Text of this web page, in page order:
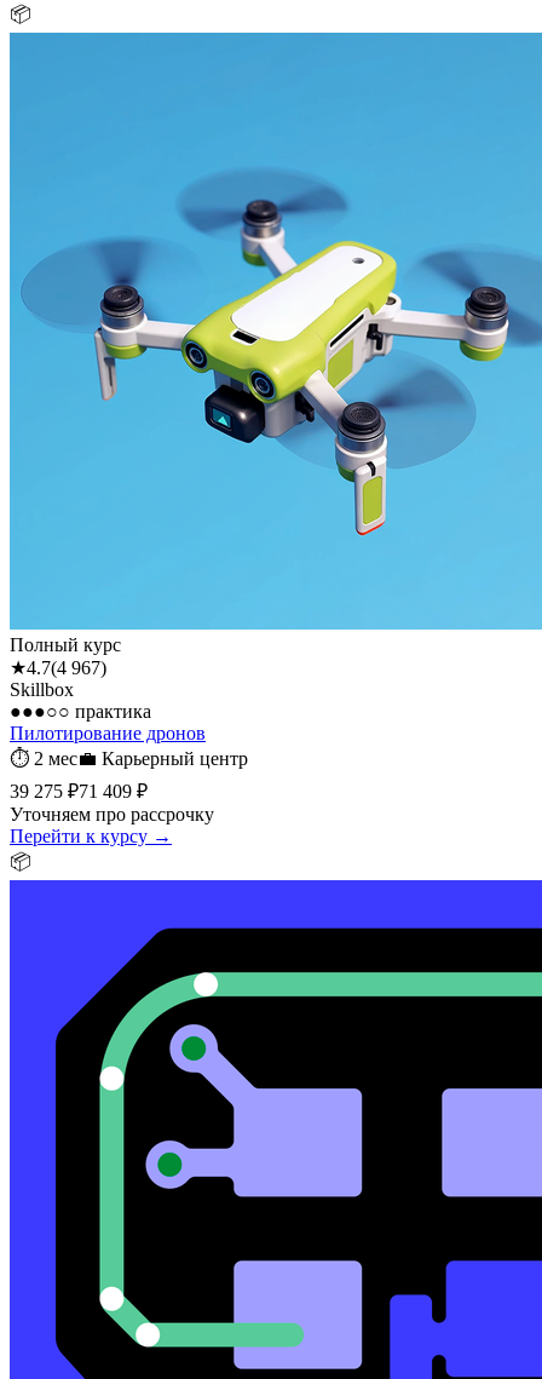
📦
Полный курс
★4.7(4 967)
Skillbox
●●●○○ практика
Пилотирование дронов
⏱ 2 мес💼 Карьерный центр
39 275 ₽71 409 ₽
Уточняем про рассрочку
Перейти к курсу →
📦